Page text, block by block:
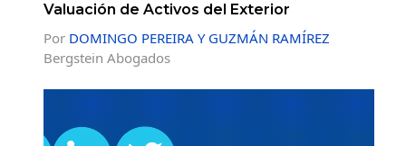
Valuación de Activos del Exterior
Por DOMINGO PEREIRA Y GUZMÁN RAMÍREZ
Bergstein Abogados